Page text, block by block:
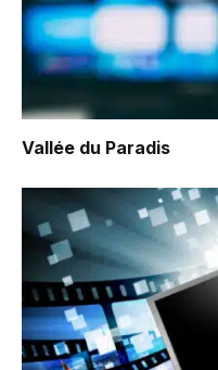
Vallée du Paradis